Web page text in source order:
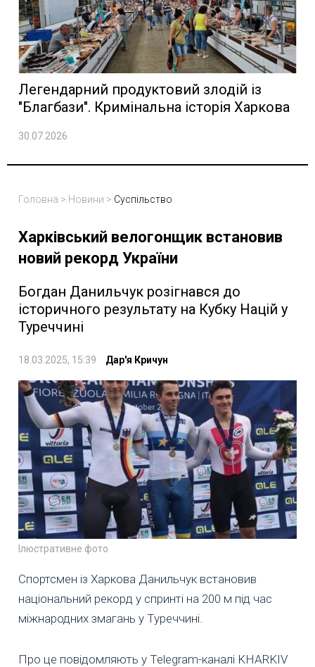
Легендарний продуктовий злодій із
"Благбази". Кримінальна історія Харкова
30.07.2026
Головна > Новини > Суспільство
Харківський велогонщик встановив
новий рекорд України
Богдан Данильчук розігнався до
історичного результату на Кубку Націй у
Туреччині
18.03.2025, 15:39 Дар'я Кричун
Ілюстративне фото
Спортсмен із Харкова Данильчук встановив
національний рекорд у спринті на 200 м під час
міжнародних змагань у Туреччині.
Про це повідомляють у Telegram-каналі KHARKIV